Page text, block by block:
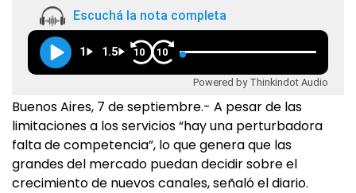
Escuchá la nota completa
1 1.5 10 10
Powered by Thinkindot Audio
Buenos Aires, 7 de septiembre.- A pesar de las
limitaciones a los servicios “hay una perturbadora
falta de competencia”, lo que genera que las
grandes del mercado puedan decidir sobre el
crecimiento de nuevos canales, señaló el diario.